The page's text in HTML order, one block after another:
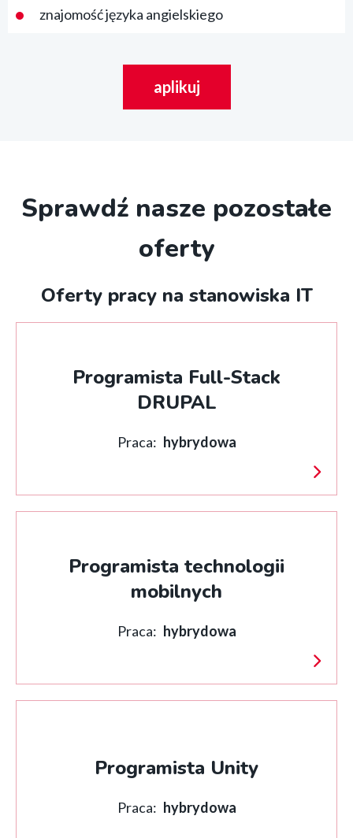
znajomość języka angielskiego
aplikuj
Sprawdź nasze pozostałe
oferty
Oferty pracy na stanowiska IT
Programista Full-Stack
DRUPAL
Praca: hybrydowa
Programista technologii
mobilnych
Praca: hybrydowa
Programista Unity
Praca: hybrydowa